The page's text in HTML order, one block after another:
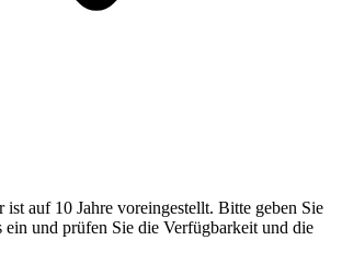
auf 10 Jahre voreingestellt. Bitte geben Sie
ein und prüfen Sie die Verfügbarkeit und die